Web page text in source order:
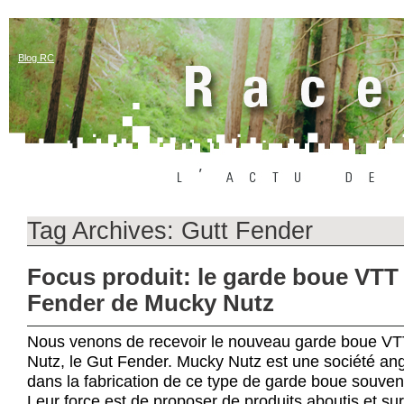
Blog RC
Tag Archives: Gutt Fender
Focus produit: le garde boue
Fender de Mucky Nutz
Nous venons de recevoir le nouveau garde boue
Nutz, le Gut Fender. Mucky Nutz est une société
dans la fabrication de ce type de garde boue